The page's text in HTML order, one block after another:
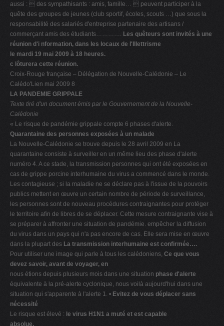
aussi :  des sympathisants : amis, famille…  peuvent participer à la
quête des groupes de jeunes (club sportif, écoles, scouts …) que sous la
responsabilité des salariés d'entreprise partenaire des artisans /
commerçant amis des étudiants…………. Les quêteurs sont invités à une
réunion d'i nformation, dans les locaux de l'Illettrisme
le mardi 19 mai 2009 à 18 heures.
c lôturera cette réunion.
Croix-Rouge française – Délégation de Nouvelle-Calédonie – Le
Calédo'Lien mai 2009 8
LA PANDEMIE GRIPPALE
Texte tiré d'un document émis par le Gouvernement de la Nouvelle-
Calédonie
« Le risque de pandémie grippale compte 6 phases d'alerte.
Quarantaine des personnes exposées à un malade
La Nouvelle-Calédonie se trouve depuis le 28 avril 2009 en La
quarantaine consiste à surveiller en un même lieu des phase d'alerte
numéro 4. A ce stade, la transmission personnes qui ont été exposées en
cas de grippe porcine interhumaine du virus a commencé dans le monde.
Les contagieuse ; si la maladie ne se déclare pas à l'issue de la pouvoirs
publics mettent en œuvre un certain nombre de période de surveillance,
les personnes sont de nouveau procédures contraignantes pour protéger
le territoire afin de libres de se déplacer. Cette mesure contraignante vise à
se préparer à affronter une situation de pandémie. empêcher la diffusion
du virus dans un pays qui n'a pas encore de cas. Elle sera mise en œuvre
dans la plupart des La transmission interhumaine est confirmée….
Pour utiliser une image qui parle à tous les calédoniens, Ce que vous
devez savoir, avant de voyager, en
nous étions depuis plusieurs mois dans une situation phase d'alerte
équivalente à la pré-alerte cyclonique, nous voilà aujourd'hui dans une
situation qui s'apparente à l'alerte 1. • Evitez de vous déplacer sans
nécessité
Le risque est élevé : le virus H1N1 a muté et est capable
absolue.